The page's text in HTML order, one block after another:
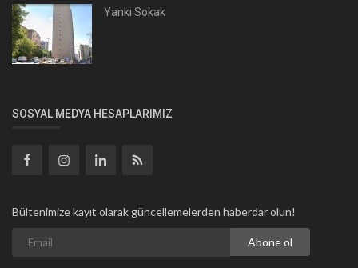
Yankı Sokak
SOSYAL MEDYA HESAPLARIMIZ
Bültenimize kayıt olarak güncellemelerden haberdar olun!
Abone ol